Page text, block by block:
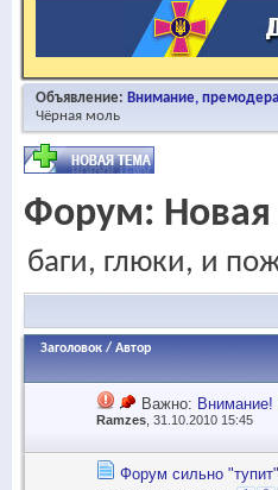
Объявление: Внимание,
Чёрная моль
Форум:
баги, глюки, и
Заголовок / Автор
Важно: Внимание!
Ramzes , 31.10.2010 15:45
Форум сильно "тупит"